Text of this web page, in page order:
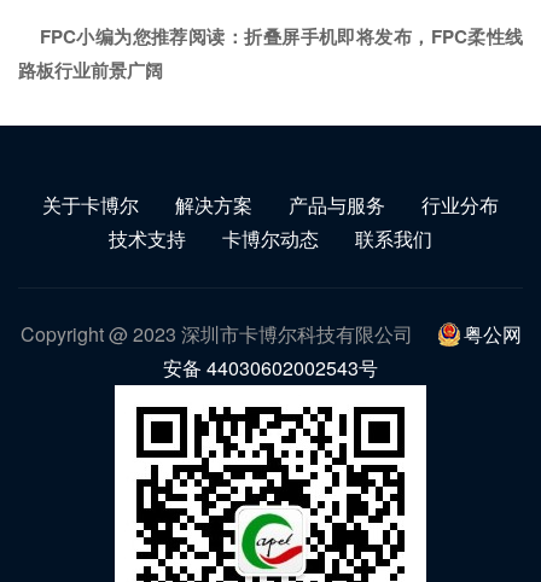
FPC小编为您推荐阅读：折叠屏手机即将发布，FPC柔性线
路板行业前景广阔
关于卡博尔 解决方案 产品与服务
行业分布
技术支持
卡博尔动态 联系我们
Copyright @ 2023 深圳市卡博尔科技有限公司
粤公网
安备 44030602002543号